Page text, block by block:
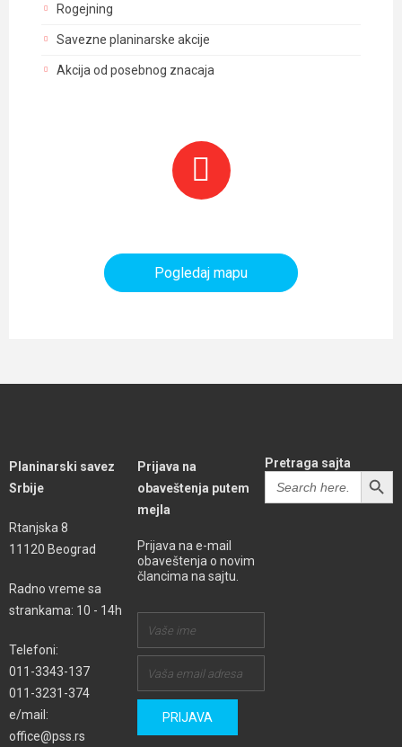
Rogejning
Savezne planinarske akcije
Akcija od posebnog znacaja
Pogledaj mapu
Planinarski savez
Srbije
Rtanjska 8
11120 Beograd
Radno vreme sa
strankama: 10 - 14h
Telefoni:
011-3343-137
011-3231-374
e/mail:
office@pss.rs
Prijava na
obaveštenja putem
mejla
Prijava na e-mail
obaveštenja o novim
člancima na sajtu.
Pretraga sajta
Search
for:
SEARCH